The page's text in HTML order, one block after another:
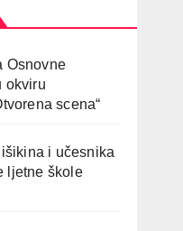
Osnovne
okviru
scena“
i učesnika
ljetne škole